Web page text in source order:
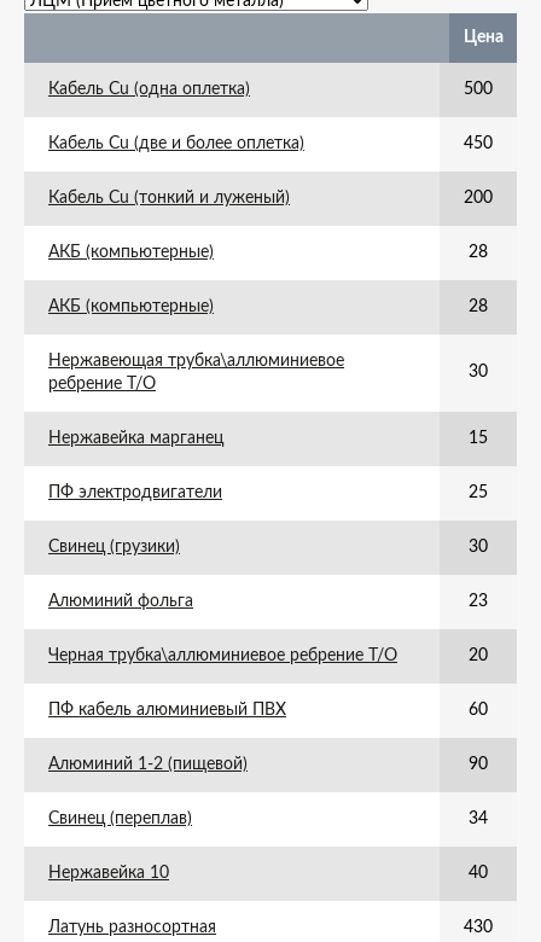
Цена
Кабель Cu (одна оплетка) 500
Кабель Cu (две и более оплетка) 450
Кабель Cu (тонкий и луженый) 200
АКБ (компьютерные) 28
АКБ (компьютерные) 28
Нержавеющая трубка\аллюминиевое
ребрение Т/О
30
Нержавейка марганец 15
ПФ электродвигатели 25
Свинец (грузики) 30
Алюминий фольга 23
Черная трубка\аллюминиевое ребрение Т/О 20
ПФ кабель алюминиевый ПВХ 60
Алюминий 1-2 (пищевой) 90
Свинец (переплав) 34
Нержавейка 10 40
Латунь разносортная 430